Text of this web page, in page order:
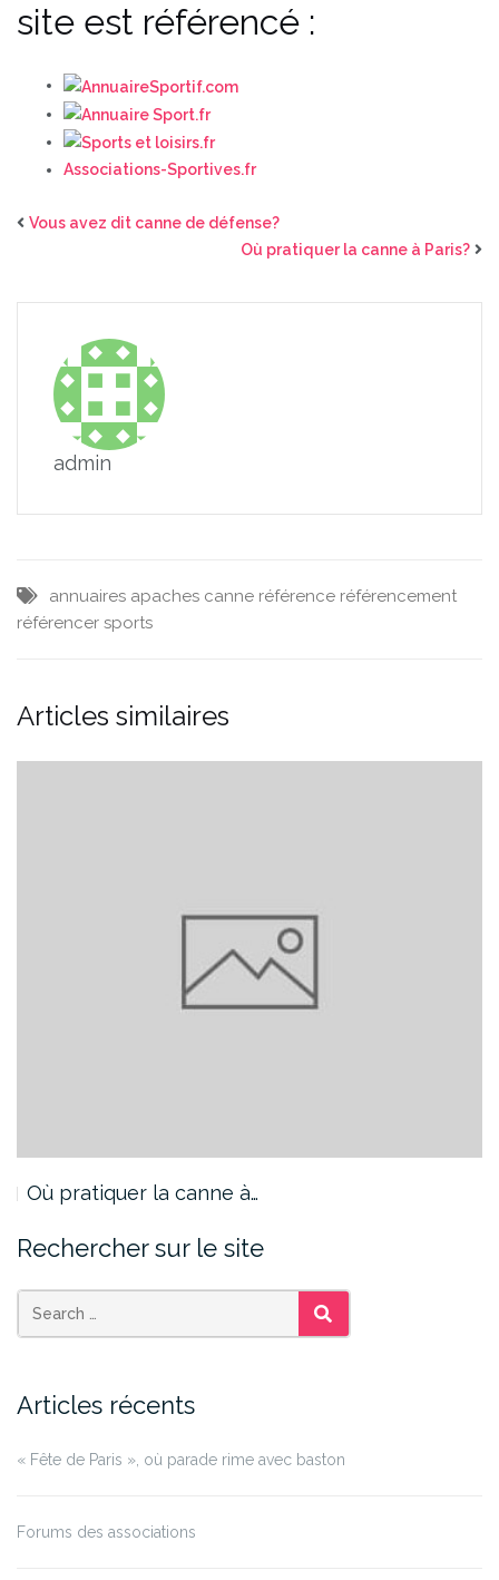
site est référencé :
Associations-Sportives.fr
Vous avez dit canne de défense?
Où pratiquer la canne à Paris?
admin
annuaires apaches canne référence référencement
référencer sports
Articles similaires
Où pratiquer la canne à…
Rechercher sur le site
SEARCH
Articles récents
« Fête de Paris », où parade rime avec baston
Forums des associations